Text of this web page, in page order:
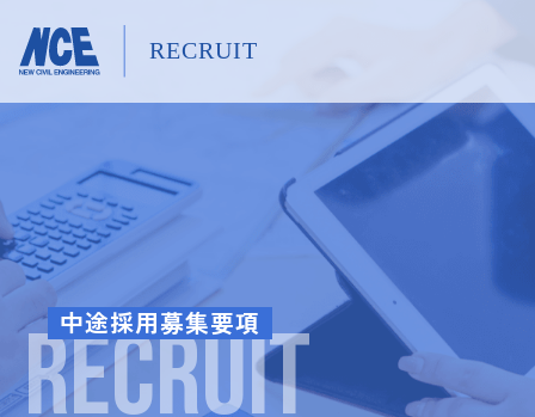
採用情報のお知らせ
働く環境を知る
働く人を知る
RECRUIT
中途採用募集要項